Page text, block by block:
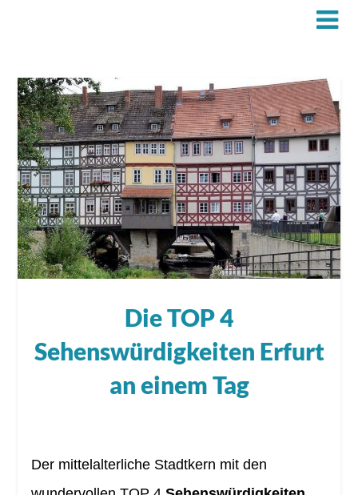
Die TOP 4
Sehenswürdigkeiten Erfurt
an einem Tag
Der mittelalterliche Stadtkern mit den